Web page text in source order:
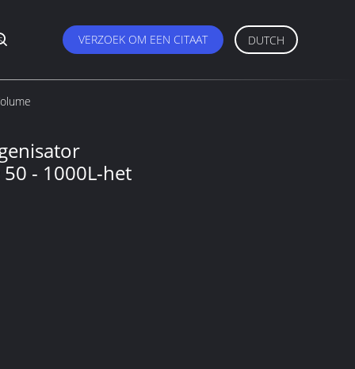
VERZOEK OM EEN CITAAT DUTCH
- 1000L-het